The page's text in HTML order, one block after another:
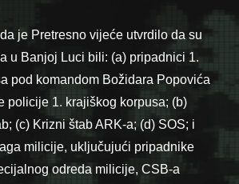
je Pretresno vijeće utvrdilo da su
u Banjoj Luci bili: (a) pripadnici 1.
pod komandom Božidara Popovića
policije 1. krajiškog korpusa; (b)
(c) Krizni štab ARK-a; (d) SOS; i
milicije, uključujući pripadnike
odreda milicije, CSB-a